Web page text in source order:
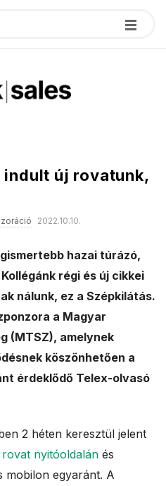
új rovatunk,
2022.10.10.
hazai túrázó,
régi és új cikkei
nálunk, ez a Szépkilátás.
a Magyar
(MTSZ), amelynek
köszönhetően a
érdeklődő Telex-olvasó
2 héten keresztül jelent
rovat nyitóoldalán és
mobilon egyaránt. A